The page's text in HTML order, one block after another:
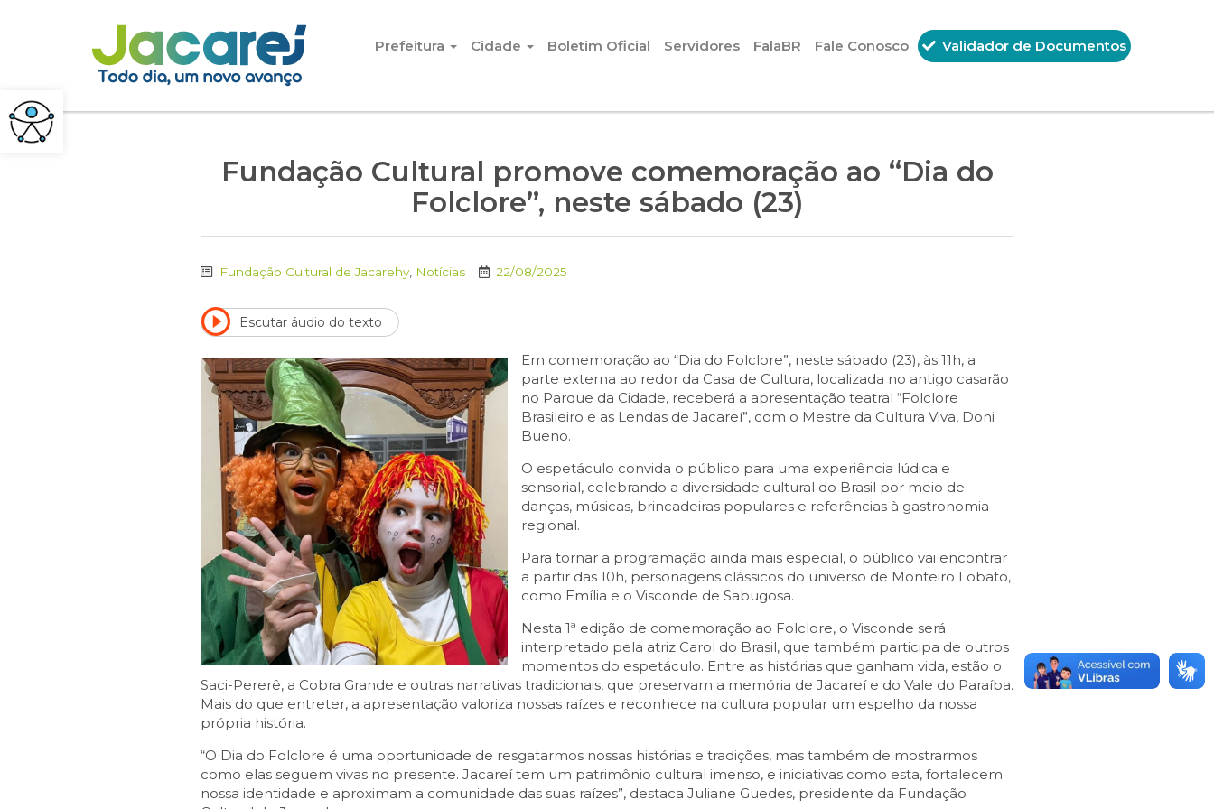
Pular para o conteúdo
Prefeitura
Cidade Boletim Oficial Servidores FalaBR Fale Conosco Validador de Documentos
Fundação Cultural promove comemoração ao “Dia do
Folclore”, neste sábado (23)
Fundação Cultural de Jacarehy Notícias 22/08/2025
Escutar áudio do texto
Em comemoração ao “Dia do Folclore”, neste sábado (23), às 11h, a
parte externa ao redor da Casa de Cultura, localizada no antigo casarão
no Parque da Cidade, receberá a apresentação teatral “Folclore
Brasileiro e as Lendas de Jacareí”, com o Mestre da Cultura Viva, Doni
Bueno.
O espetáculo convida o público para uma experiência lúdica e
sensorial, celebrando a diversidade cultural do Brasil por meio de
danças, músicas, brincadeiras populares e referências à gastronomia
regional.
Para tornar a programação ainda mais especial, o público vai encontrar
a partir das 10h, personagens clássicos do universo de Monteiro Lobato,
como Emília e o Visconde de Sabugosa.
Nesta 1ª edição de comemoração ao Folclore, o Visconde será
interpretado pela atriz Carol do Brasil, que também participa de outros
momentos do espetáculo. Entre as histórias que ganham vida, estão o
Saci-Pererê, a Cobra Grande e outras narrativas tradicionais, que preservam a memória de Jacareí e do Vale do Paraíba.
Mais do que entreter, a apresentação valoriza nossas raízes e reconhece na cultura popular um espelho da nossa
própria história.
“O Dia do Folclore é uma oportunidade de resgatarmos nossas histórias e tradições, mas também de mostrarmos
como elas seguem vivas no presente. Jacareí tem um patrimônio cultural imenso, e iniciativas como esta, fortalecem
nossa identidade e aproximam a comunidade das suas raízes”, destaca Juliane Guedes, presidente da Fundação